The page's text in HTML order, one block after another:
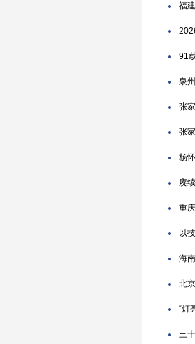
福
91
泉
张
张
杨
赓
重
以
海
北
“灯
三